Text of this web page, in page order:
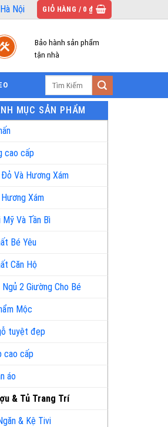
Nội GIỎ HÀNG / 0 ₫
Bảo hành sản phẩm
tận nhà
MỤC SẢN PHẨM
cao cấp
Đỏ Và Hương Xám
Xám
Mỹ Và Tần Bì
Bé Yêu
Căn Hộ
Ngủ 2 Giường Cho Bé
Mộc
tuyệt đẹp
cao cấp
áo
& Tủ Trang Trí
& Kệ Tivi